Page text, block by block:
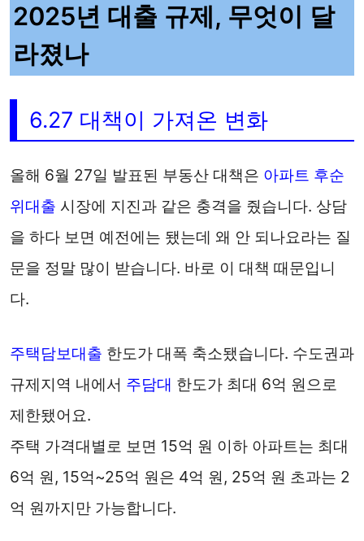
2025년 대출 규제, 무엇이 달
라졌나
6.27 대책이 가져온 변화
올해 6월 27일 발표된 부동산 대책은 아파트 후순
위대출 시장에 지진과 같은 충격을 줬습니다. 상담
을 하다 보면 예전에는 됐는데 왜 안 되나요라는 질
문을 정말 많이 받습니다. 바로 이 대책 때문입니
다.
주택담보대출 한도가 대폭 축소됐습니다. 수도권과
규제지역 내에서 주담대 한도가 최대 6억 원으로
제한됐어요.
주택 가격대별로 보면 15억 원 이하 아파트는 최대
6억 원, 15억~25억 원은 4억 원, 25억 원 초과는 2
억 원까지만 가능합니다.